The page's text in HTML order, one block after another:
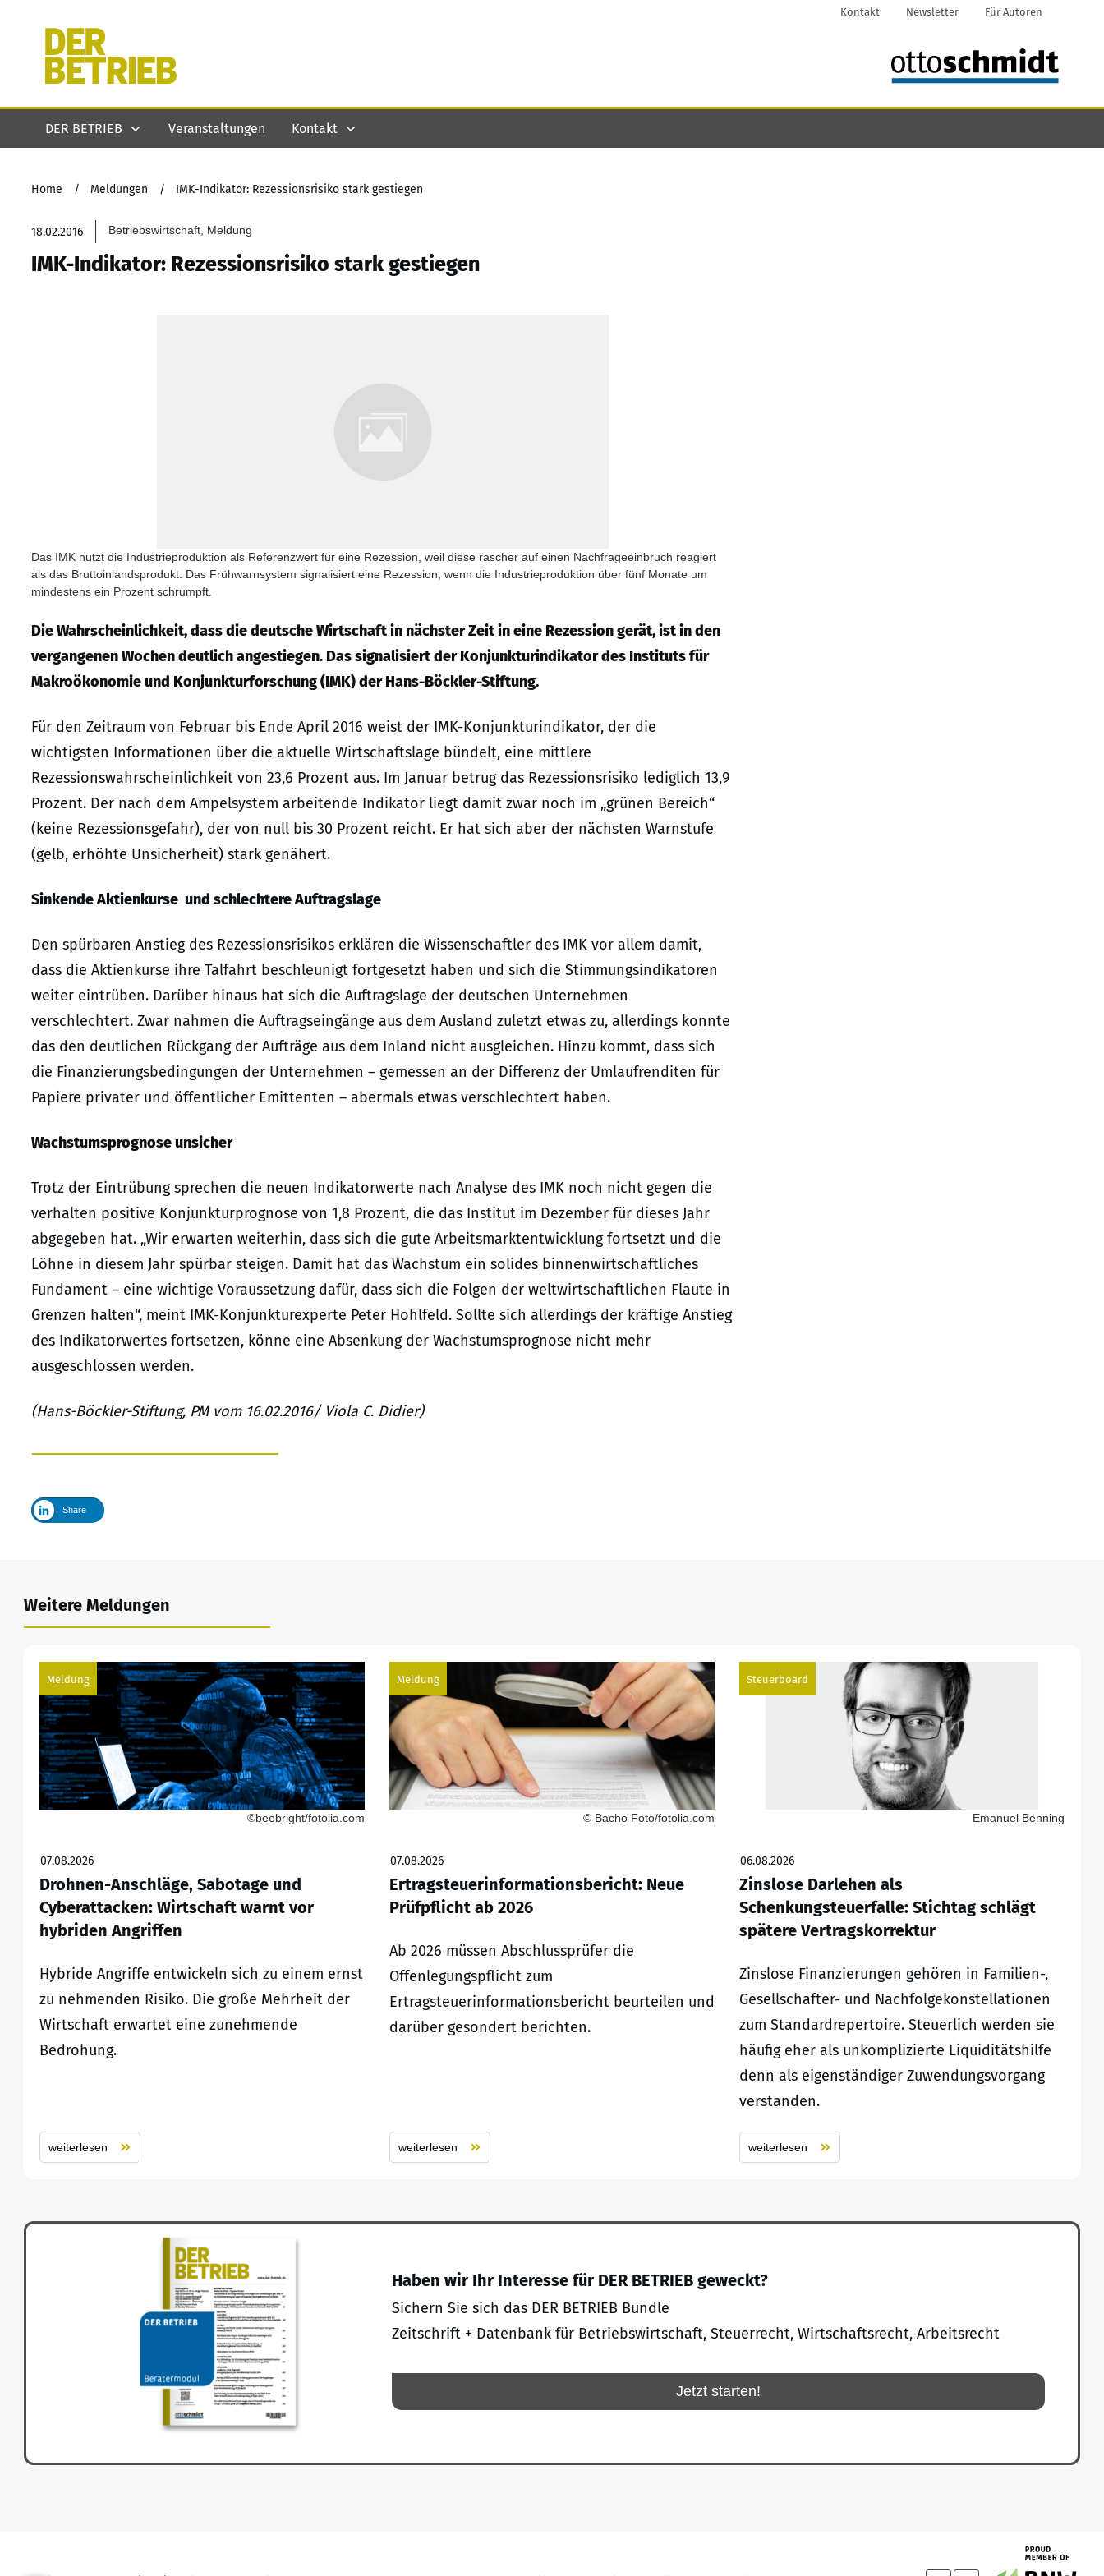
Kontakt Newsletter Für Autoren
DER BETRIEB Veranstaltungen Kontakt
Home / Meldungen / IMK-Indikator: Rezessionsrisiko stark gestiegen
18.02.2016 Betriebswirtschaft, Meldung
IMK-Indikator: Rezessionsrisiko stark gestiegen
Das IMK nutzt die Industrieproduktion als Referenzwert für eine Rezession, weil diese rascher auf einen Nachfrageeinbruch reagiert
als das Bruttoinlandsprodukt. Das Frühwarnsystem signalisiert eine Rezession, wenn die Industrieproduktion über fünf Monate um
mindestens ein Prozent schrumpft.
Die Wahrscheinlichkeit, dass die deutsche Wirtschaft in nächster Zeit in eine Rezession gerät, ist in den
vergangenen Wochen deutlich angestiegen. Das signalisiert der Konjunkturindikator des Instituts für
Makroökonomie und Konjunkturforschung (IMK) der Hans-Böckler-Stiftung.
Für den Zeitraum von Februar bis Ende April 2016 weist der IMK-Konjunkturindikator, der die
wichtigsten Informationen über die aktuelle Wirtschaftslage bündelt, eine mittlere
Rezessionswahrscheinlichkeit von 23,6 Prozent aus. Im Januar betrug das Rezessionsrisiko lediglich 13,9
Prozent. Der nach dem Ampelsystem arbeitende Indikator liegt damit zwar noch im „grünen Bereich“
(keine Rezessionsgefahr), der von null bis 30 Prozent reicht. Er hat sich aber der nächsten Warnstufe
(gelb, erhöhte Unsicherheit) stark genähert.
Sinkende Aktienkurse und schlechtere Auftragslage
Den spürbaren Anstieg des Rezessionsrisikos erklären die Wissenschaftler des IMK vor allem damit,
dass die Aktienkurse ihre Talfahrt beschleunigt fortgesetzt haben und sich die Stimmungsindikatoren
weiter eintrüben. Darüber hinaus hat sich die Auftragslage der deutschen Unternehmen
verschlechtert. Zwar nahmen die Auftragseingänge aus dem Ausland zuletzt etwas zu, allerdings konnte
das den deutlichen Rückgang der Aufträge aus dem Inland nicht ausgleichen. Hinzu kommt, dass sich
die Finanzierungsbedingungen der Unternehmen – gemessen an der Differenz der Umlaufrenditen für
Papiere privater und öffentlicher Emittenten – abermals etwas verschlechtert haben.
Wachstumsprognose unsicher
Trotz der Eintrübung sprechen die neuen Indikatorwerte nach Analyse des IMK noch nicht gegen die
verhalten positive Konjunkturprognose von 1,8 Prozent, die das Institut im Dezember für dieses Jahr
abgegeben hat. „Wir erwarten weiterhin, dass sich die gute Arbeitsmarktentwicklung fortsetzt und die
Löhne in diesem Jahr spürbar steigen. Damit hat das Wachstum ein solides binnenwirtschaftliches
Fundament – eine wichtige Voraussetzung dafür, dass sich die Folgen der weltwirtschaftlichen Flaute in
Grenzen halten“, meint IMK-Konjunkturexperte Peter Hohlfeld. Sollte sich allerdings der kräftige Anstieg
des Indikatorwertes fortsetzen, könne eine Absenkung der Wachstumsprognose nicht mehr
ausgeschlossen werden.
(Hans-Böckler-Stiftung, PM vom 16.02.2016/ Viola C. Didier)
Share
Weitere Meldungen
Meldung
©beebright/fotolia.com
07.08.2026
Drohnen-Anschläge, Sabotage und
Cyberattacken: Wirtschaft warnt vor
hybriden Angriffen
Hybride Angriffe entwickeln sich zu einem ernst
zu nehmenden Risiko. Die große Mehrheit der
Wirtschaft erwartet eine zunehmende
Bedrohung.
weiterlesen
Meldung
© Bacho Foto/fotolia.com
07.08.2026
Ertragsteuerinformationsbericht: Neue
Prüfpflicht ab 2026
Ab 2026 müssen Abschlussprüfer die
Offenlegungspflicht zum
Ertragsteuerinformationsbericht beurteilen und
darüber gesondert berichten.
weiterlesen
Steuerboard
Emanuel Benning
06.08.2026
Zinslose Darlehen als
Schenkungsteuerfalle: Stichtag schlägt
spätere Vertragskorrektur
Zinslose Finanzierungen gehören in Familien-,
Gesellschafter- und Nachfolgekonstellationen
zum Standardrepertoire. Steuerlich werden sie
häufig eher als unkomplizierte Liquiditätshilfe
denn als eigenständiger Zuwendungsvorgang
verstanden.
weiterlesen
Haben wir Ihr Interesse für DER BETRIEB geweckt?
Sichern Sie sich das DER BETRIEB Bundle
Zeitschrift + Datenbank für Betriebswirtschaft, Steuerrecht, Wirtschaftsrecht, Arbeitsrecht
Jetzt starten!